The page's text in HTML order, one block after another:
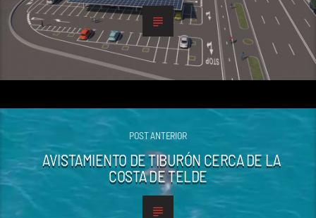
POST ANTERIOR
AVISTAMIENTO DE TIBURÓN CERCA DE LA
COSTA DE TELDE